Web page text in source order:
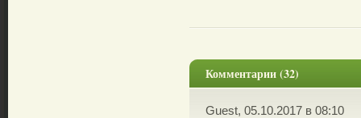
Комментарии (32)
Guest, 05.10.2017 в 08:10